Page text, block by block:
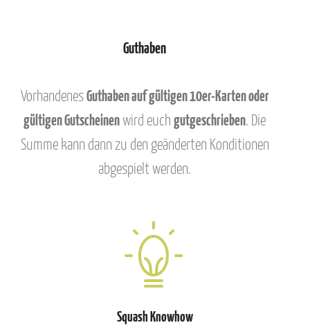
Guthaben
Vorhandenes Guthaben auf gültigen 10er-Karten oder
gültigen Gutscheinen wird euch gutgeschrieben. Die
Summe kann dann zu den geänderten Konditionen
abgespielt werden.
Squash Knowhow